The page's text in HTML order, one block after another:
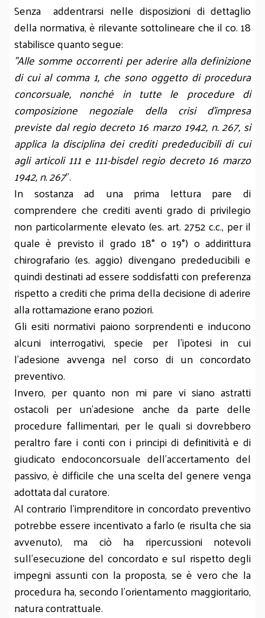
Senza addentrarsi nelle disposizioni di dettaglio
della normativa, è rilevante sottolineare che il co. 18
stabilisce quanto segue:
"Alle somme occorrenti per aderire alla definizione
di cui al comma 1, che sono oggetto di procedura
concorsuale, nonché in tutte le procedure di
composizione negoziale della crisi d'impresa
previste dalregio decreto 16 marzo 1942, n. 267, si
applica la disciplina dei crediti prededucibili di cui
agli articoli 111 e 111-bisdel regio decreto 16 marzo
1942, n. 267".
In sostanza ad una prima lettura pare di
comprendere che crediti aventi grado di privilegio
non particolarmente elevato (es. art. 2752 c.c., per il
quale è previsto il grado 18° o 19°) o addirittura
chirografario (es. aggio) divengano prededucibili e
quindi destinati ad essere soddisfatti con preferenza
rispetto a crediti che prima della decisione di aderire
alla rottamazione erano poziori.
Gli esiti normativi paiono sorprendenti e inducono
alcuni interrogativi, specie per l'ipotesi in cui
l'adesione avvenga nel corso di un concordato
preventivo.
Invero, per quanto non mi pare vi siano astratti
ostacoli per un'adesione anche da parte delle
procedure fallimentari, per le quali si dovrebbero
peraltro fare i conti con i principi di definitività e di
giudicato endoconcorsuale dell'accertamento del
passivo, è difficile che una scelta del genere venga
adottata dal curatore.
Al contrario l'imprenditore in concordato preventivo
potrebbe essere incentivato a farlo (e risulta che sia
avvenuto), ma ciò ha ripercussioni notevoli
sull'esecuzione del concordato e sul rispetto degli
impegni assunti con la proposta, se è vero che la
procedura ha, secondo l'orientamento maggioritario,
natura contrattuale.